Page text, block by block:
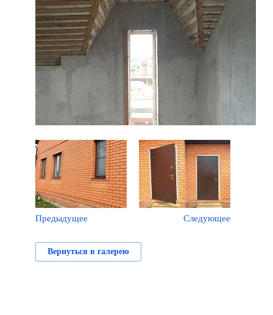
Предыдущее Следующее
Вернуться в галерею